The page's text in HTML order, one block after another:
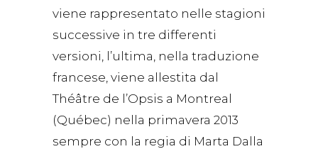
viene rappresentato nelle stagioni
successive in tre differenti
versioni, l’ultima, nella traduzione
francese, viene allestita dal
Théâtre de l’Opsis a Montreal
(Québec) nella primavera 2013
sempre con la regia di Marta Dalla